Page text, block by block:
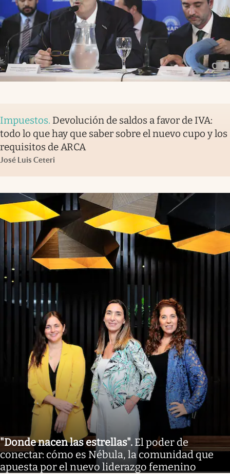
Impuestos. Devolución de saldos a favor de IVA:
todo lo que hay que saber sobre el nuevo cupo y los
requisitos de ARCA
José Luis Ceteri
"Donde nacen las estrellas". El poder de
conectar: cómo es Nébula, la comunidad que
apuesta por el nuevo liderazgo femenino